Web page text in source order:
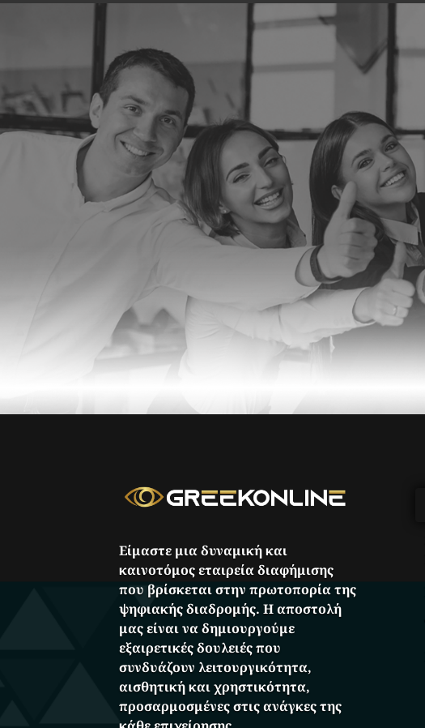
Είμαστε μια δυναμική και
καινοτόμος εταιρεία διαφήμισης
που βρίσκεται στην πρωτοπορία της
ψηφιακής διαδρομής. Η αποστολή
μας είναι να δημιουργούμε
εξαιρετικές δουλειές που
συνδυάζουν λειτουργικότητα,
αισθητική και χρηστικότητα,
προσαρμοσμένες στις ανάγκες της